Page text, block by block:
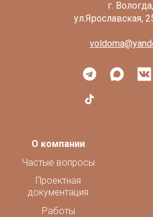
О компании
Частые вопросы
Проектная
документация
Работы